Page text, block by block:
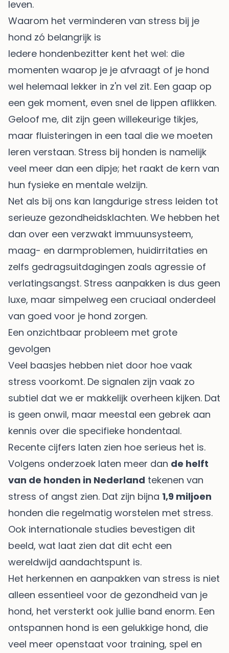
leven.
Waarom het verminderen van stress bij je
hond zó belangrijk is
Iedere hondenbezitter kent het wel: die
momenten waarop je je afvraagt of je hond
wel helemaal lekker in z'n vel zit. Een gaap op
een gek moment, even snel de lippen aflikken.
Geloof me, dit zijn geen willekeurige tikjes,
maar fluisteringen in een taal die we moeten
leren verstaan. Stress bij honden is namelijk
veel meer dan een dipje; het raakt de kern van
hun fysieke en mentale welzijn.
Net als bij ons kan langdurige stress leiden tot
serieuze gezondheidsklachten. We hebben het
dan over een verzwakt immuunsysteem,
maag- en darmproblemen, huidirritaties en
zelfs gedragsuitdagingen zoals agressie of
verlatingsangst. Stress aanpakken is dus geen
luxe, maar simpelweg een cruciaal onderdeel
van goed voor je hond zorgen.
Een onzichtbaar probleem met grote
gevolgen
Veel baasjes hebben niet door hoe vaak
stress voorkomt. De signalen zijn vaak zo
subtiel dat we er makkelijk overheen kijken. Dat
is geen onwil, maar meestal een gebrek aan
kennis over die specifieke hondentaal.
Recente cijfers laten zien hoe serieus het is.
Volgens onderzoek laten meer dan de helft
van de honden in Nederland tekenen van
stress of angst zien. Dat zijn bijna 1,9 miljoen
honden die regelmatig worstelen met stress.
Ook internationale studies bevestigen dit
beeld, wat laat zien dat dit echt een
wereldwijd aandachtspunt is.
Het herkennen en aanpakken van stress is niet
alleen essentieel voor de gezondheid van je
hond, het versterkt ook jullie band enorm. Een
ontspannen hond is een gelukkige hond, die
veel meer openstaat voor training, spel en